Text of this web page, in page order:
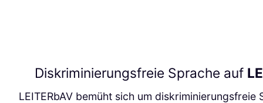
Diskriminierungsfreie Sprache auf
LEITERbAV bemüht sich um diskriminierungsfreie